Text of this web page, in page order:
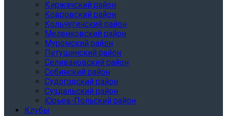
Киржачский район
Ковровский район
Кольчугинский район
Меленковский район
Муромский район
Петушинский район
Селивановский район
Собинский район
Судогодский район
Суздальский район
Юрьев-Польский район
Клубы